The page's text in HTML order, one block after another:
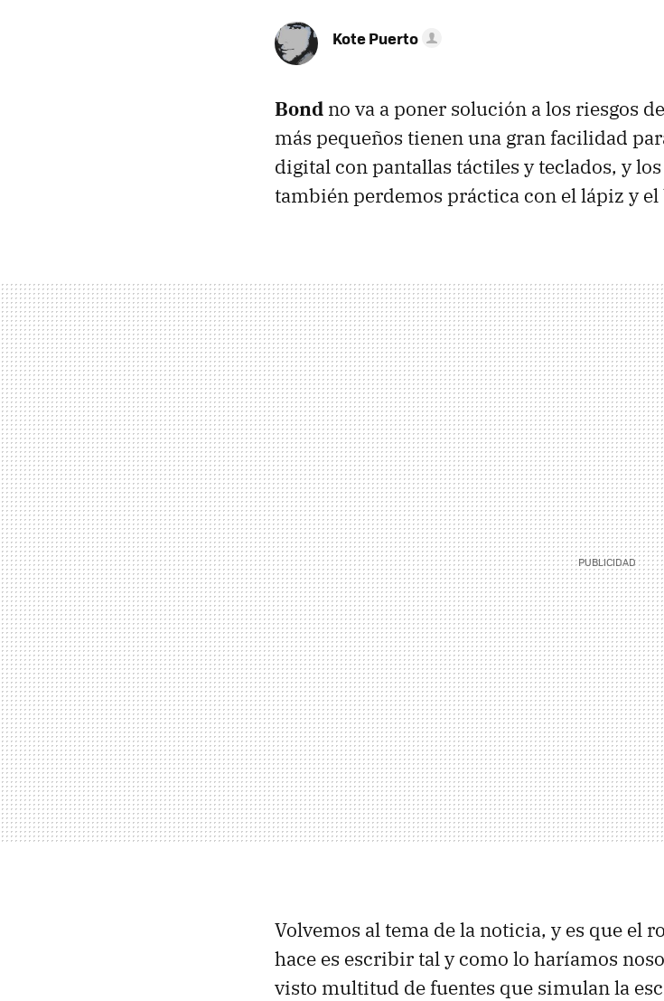
Kote Puerto
Bond no va a poner solución a los riesgos
más pequeños tienen una gran facilidad
digital con pantallas táctiles y teclados, y
también perdemos práctica con el lápiz y
Volvemos al tema de la noticia, y es que el
hace es escribir tal y como lo haríamos
visto multitud de fuentes que simulan la